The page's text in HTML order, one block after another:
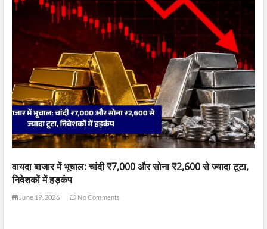
वायदा बाजार में भूचाल: चांदी ₹7,000 और सोना ₹2,600 से ज्यादा टूटा,
निवेशकों में हड़कंप
June 19, 2026 No Comments